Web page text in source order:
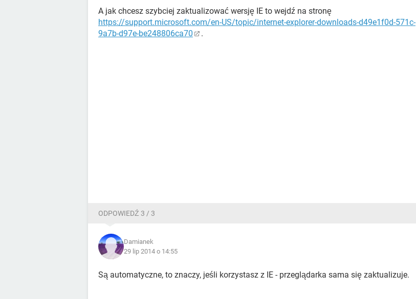
A jak chcesz szybciej zaktualizować wersję IE to wejdź na stronę
https://support.microsoft.com/en-US/topic/internet-explorer-downloads-d49e1f0d-571c-
9a7b-d97e-be248806ca70
.
ODPOWIEDŹ 3 / 3
Damianek
29 lip 2014 o 14:55
Są automatyczne, to znaczy, jeśli korzystasz z IE - przeglądarka sama się zaktualizuje.